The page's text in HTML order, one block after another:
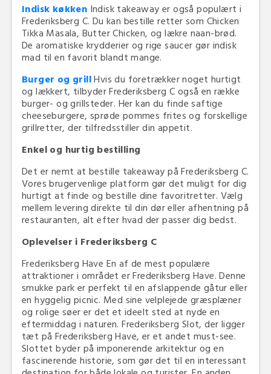
Indisk køkken Indisk takeaway er også populært i
Frederiksberg C. Du kan bestille retter som Chicken
Tikka Masala, Butter Chicken, og lækre naan-brød.
De aromatiske krydderier og rige saucer gør indisk
mad til en favorit blandt mange.
Burger og grillHvis du foretrækker noget hurtigt
og lækkert, tilbyder Frederiksberg C også en række
burger- og grillsteder. Her kan du finde saftige
cheeseburgere, sprøde pommes frites og forskellige
grillretter, der tilfredsstiller din appetit.
Enkel og hurtig bestilling
Det er nemt at bestille takeaway på Frederiksberg C.
Vores brugervenlige platform gør det muligt for dig
hurtigt at finde og bestille dine favoritretter. Vælg
mellem levering direkte til din dør eller afhentning på
restauranten, alt efter hvad der passer dig bedst.
Oplevelser i Frederiksberg C
Frederiksberg Have En af de mest populære
attraktioner i området er Frederiksberg Have. Denne
smukke park er perfekt til en afslappende gåtur eller
en hyggelig picnic. Med sine velplejede græsplæner
og rolige søer er det et ideelt sted at nyde en
eftermiddag i naturen. Frederiksberg Slot, der ligger
tæt på Frederiksberg Have, er et andet must-see.
Slottet byder på imponerende arkitektur og en
fascinerende historie, som gør det til en interessant